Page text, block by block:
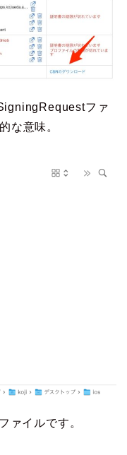
ファ
な意味。
ァイルです。